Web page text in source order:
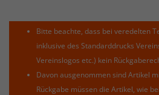
Bitte beachte, dass bei veredelten
inklusive des Standarddrucks
Vereinslogos etc.) kein
Davon ausgenommen sind Artikel
Rückgabe müssen die Artikel, wie